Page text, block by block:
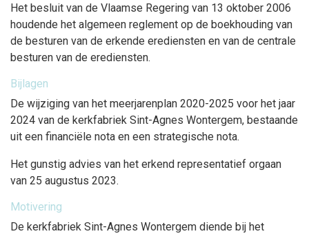
Het besluit van de Vlaamse Regering van 13 oktober 2006
houdende het algemeen reglement op de boekhouding van
de besturen van de erkende erediensten en van de centrale
besturen van de erediensten.
Bijlagen
De wijziging van het meerjarenplan 2020-2025 voor het jaar
2024 van de kerkfabriek Sint-Agnes Wontergem, bestaande
uit een financiële nota en een strategische nota.
Het gunstig advies van het erkend representatief orgaan
van 25 augustus 2023.
Motivering
De kerkfabriek Sint-Agnes Wontergem diende bij het